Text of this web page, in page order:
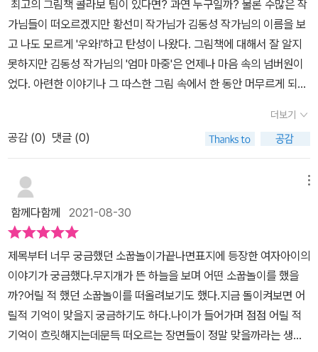
의 끝에 생명을 두었다’고 합니다.<소꿉놀이가 끝나면>..‘심심하고
가엾은 여섯 살’ 연지와 함께 노랑 연둣빛의 풍성한 그림 속으로 추억
소환 여행 어때요?
곳곳의 잘 알고 있는 아이는 연지에게 자기 동네인양 장소를 보여준
다.이즈음 우리는 궁금해진다. 과연 지오는 누구일까이다. 독자는 아
마도 상상 속의 친구일지도 모른다는 생각을 하게 된다. 그러나 이 책
을 읽다보면 그것을 그다지 중요하지 않다. 연지는 이 아이와 함께 숲
의 곳곳을 다니면서 조금씩 성장하고 있다는 생각을 하기 때문이다.
어느 순간 연지는 지오와의 시간과 헤어지게 된다. 그림책은 이 아이
가 훌쩍 자라나 있음을 보여준다. 모습이며, 나이를 선명하게 드러내
서 풀, 열매, 동물 등을 통해 유년의 놀이 한 부분을 채워간다. 황선
미 작가와 김동성 작가가 함께 한 이 그림책은 그림을 보는 것만으로
도 특별한 재미를 느낄 수 있다.
최고의 그림책 콜라보 팀이 있다면? 과연 누구일까? 물론 수많은 작
가님들이 떠오르겠지만 황선미 작가님가 김동성 작가님의 이름을 보
고 나도 모르게 '우와!'하고 탄성이 나왔다. 그림책에 대해서 잘 알지
못하지만 김동성 작가님의 '엄마 마중'은 언제나 마음 속의 넘버원이
었다. 아련한 이야기나 그 따스한 그림 속에서 한 동안 머무르게 되는
나온 암탉'은 작년에 20주년 기념판을 다시 읽으면서 또 다시 작가님
의 필력에 반하고 말았다. 이런 두 분의 콜라보로 이뤄진 그림책이라
면, 기대하지 말라고 해도 기대할 수 밖에 없을 것이다. [소꿉놀이가
끝나면]은 표지부터 시선을 끈다. 앞표지의 세개의 분할된 장면과 뒷
집에세 멀어지며 숲으로 들어가게 된다. 뒷표지에 한 장면만 나와 있
는데 그래서 빈 공간이 독자의 상상으로 채워지기를 바란 것이 아닐
까? 조심스럽게 생각해 본다. 이 그림책의 주인공인 '나'는 스스로를
심심하고 가엾은 여섯 살이라고 한다. 이 표현에서 왜 그리 웃음이 나
는지 집에 있는 아들이 '심심하다.'라는 말을 입에 달고 살아서일 것이
다. 이 여섯 살 아이는 언니가 열두 살이 되면서 달라져 자기랑 놀아주
지 않는다고 한다. 개어야 할 빨래 더미와 그림책과 인형들이 방 바닥
더보기
공감 (0) 댓글 (0)
함께다함께 2021-08-30
제목부터 너무 궁금했던 소꿉놀이가끝나면표지에 등장한 여자아이의
이야기가 궁금했다.무지개가 뜬 하늘을 보며 어떤 소꿉놀이를 했을
까?어릴 적 했던 소꿉놀이를 떠올려보기도 했다.지금 돌이켜보면 어
릴적 기억이 맞을지 궁금하기도 하다.나이가 들어가며 점점 어릴 적
기억이 흐릿해지는데문득 떠오르는 장면들이 정말 맞을까라는 생각